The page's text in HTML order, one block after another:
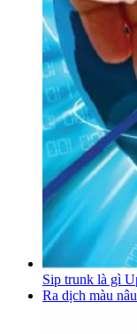
Sip trunk là gì
Ra dịch màu